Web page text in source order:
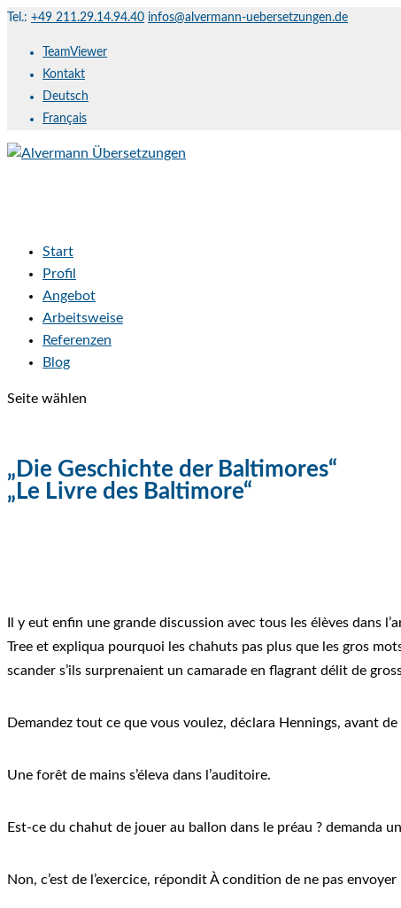
Tel.: +49 211.29.14.94.40 infos@alvermann-uebersetzungen.de
TeamViewer
Kontakt
Deutsch
Français
Start
Profil
Angebot
Arbeitsweise
Referenzen
Blog
Seite wählen
„Die Geschichte der Baltimores“
„Le Livre des Baltimore“
Il y eut enfin une grande discussion avec tous les élèves dans
Tree et expliqua pourquoi les chahuts pas plus que les gros
scander s’ils surprenaient un camarade en flagrant délit de
Demandez tout ce que vous voulez, déclara Hennings, avant
Une forêt de mains s’éleva dans l’auditoire.
Est-ce du chahut de jouer au ballon dans le préau ? demanda
Non, c’est de l’exercice, répondit À condition de ne pas